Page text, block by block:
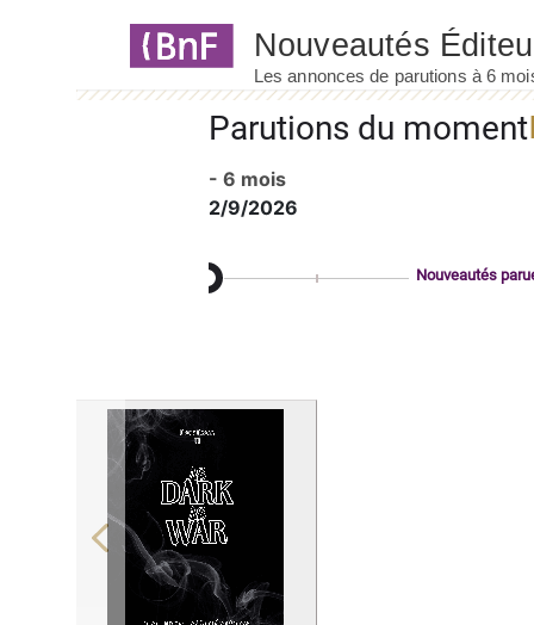
Parutions du moment
- 6 mois
2/9/2026
Nouveautés
Previous